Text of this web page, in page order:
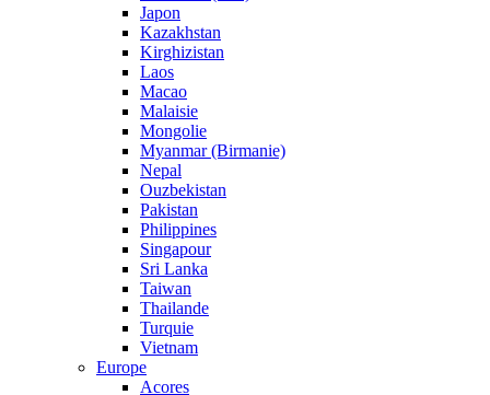
Japon
Kazakhstan
Kirghizistan
Laos
Macao
Malaisie
Mongolie
Myanmar (Birmanie)
Nepal
Ouzbekistan
Pakistan
Philippines
Singapour
Sri Lanka
Taiwan
Thailande
Turquie
Vietnam
Europe
Acores